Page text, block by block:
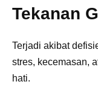
Tekanan
Terjadi akibat
stres, kecemasan,
hati.